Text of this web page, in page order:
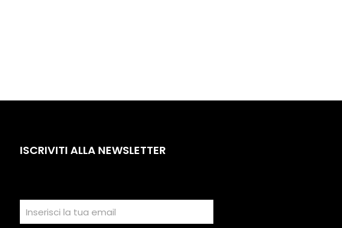
ISCRIVITI ALLA NEWSLETTER